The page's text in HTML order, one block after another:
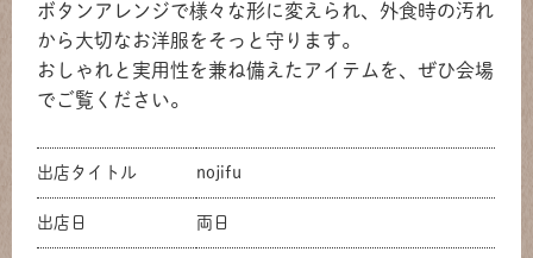
ボタンアレンジで様々な形に変えられ、外食時の汚れ
から大切なお洋服をそっと守ります。
おしゃれと実用性を兼ね備えたアイテムを、ぜひ会場
でご覧ください。
出店タイトル nojifu
出店日 両日
共有方法を選択